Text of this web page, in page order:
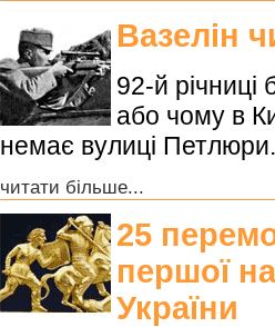
Вазелін
92-й річниці
або чому в
немає вулиці Петлюри.
читати більше...
25
першої
України